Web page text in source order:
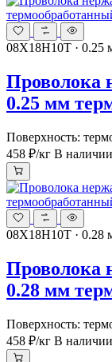
08Х18Н10Т · 0.25
Проволока
0.25 мм
Поверхность:
458 ₽/кг В наличии
08Х18Н10Т · 0.28
Проволока
0.28 мм
Поверхность:
458 ₽/кг В наличии